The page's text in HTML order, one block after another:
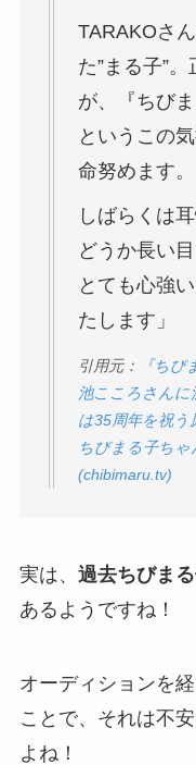
TARAKOさ
た”まる子”
が、『ちび
というこの
命努めます。
しばらくは
どうか長い
とても心強
たします」
引用元：
『ち
池こころさんに
は35周年を祝う
ちびまる子ち
(chibimaru.tv)
実は、 過去ちびま
あるようですね！
オーディションを
ことで、それは不
よね！